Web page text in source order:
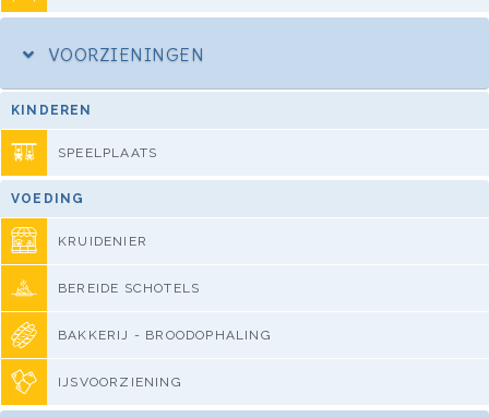
VOORZIENINGEN
KINDEREN
SPEELPLAATS
VOEDING
KRUIDENIER
BEREIDE SCHOTELS
BAKKERIJ - BROODOPHALING
IJSVOORZIENING